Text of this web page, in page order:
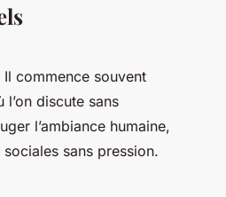
Il commence souvent
l’on discute sans
l’ambiance humaine,
sans pression.